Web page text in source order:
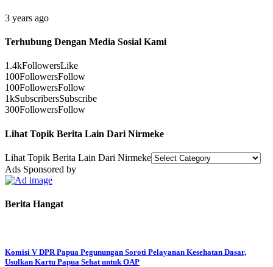
3 years ago
Terhubung Dengan Media Sosial Kami
1.4kFollowersLike
100FollowersFollow
100FollowersFollow
1kSubscribersSubscribe
300FollowersFollow
Lihat Topik Berita Lain Dari Nirmeke
Lihat Topik Berita Lain Dari Nirmeke
Ads Sponsored by
Berita Hangat
Komisi V DPR Papua Pegunungan Soroti Pelayanan Kesehatan Dasar,
Usulkan Kartu Papua Sehat untuk OAP